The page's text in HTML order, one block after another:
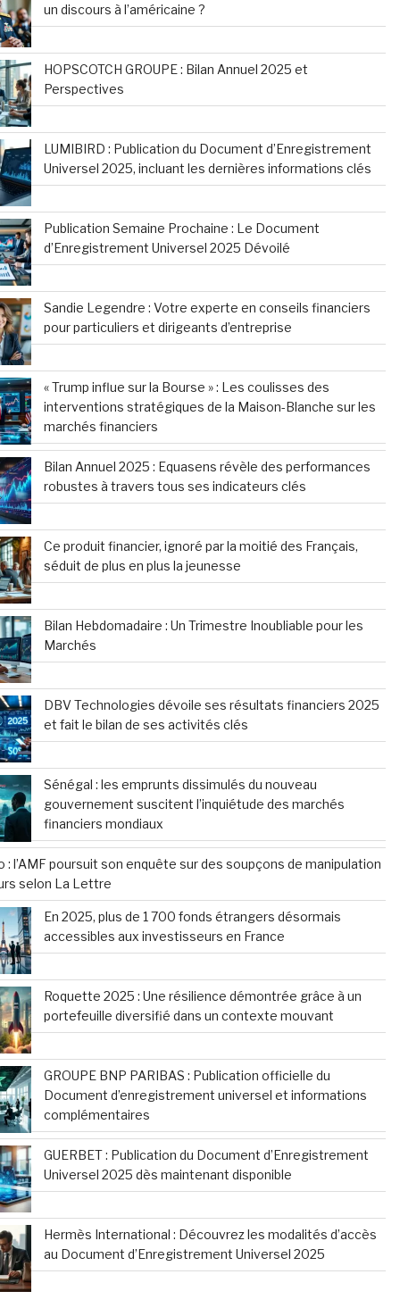
un discours à l’américaine ?
HOPSCOTCH GROUPE : Bilan Annuel 2025 et
Perspectives
LUMIBIRD : Publication du Document d’Enregistrement
Universel 2025, incluant les dernières informations clés
Publication Semaine Prochaine : Le Document
d’Enregistrement Universel 2025 Dévoilé
Sandie Legendre : Votre experte en conseils financiers
pour particuliers et dirigeants d’entreprise
« Trump influe sur la Bourse » : Les coulisses des
interventions stratégiques de la Maison-Blanche sur les
marchés financiers
Bilan Annuel 2025 : Equasens révèle des performances
robustes à travers tous ses indicateurs clés
Ce produit financier, ignoré par la moitié des Français,
séduit de plus en plus la jeunesse
Bilan Hebdomadaire : Un Trimestre Inoubliable pour les
Marchés
DBV Technologies dévoile ses résultats financiers 2025
et fait le bilan de ses activités clés
Sénégal : les emprunts dissimulés du nouveau
gouvernement suscitent l’inquiétude des marchés
financiers mondiaux
: l’AMF poursuit son enquête sur des soupçons de manipulation
selon La Lettre
En 2025, plus de 1 700 fonds étrangers désormais
accessibles aux investisseurs en France
Roquette 2025 : Une résilience démontrée grâce à un
portefeuille diversifié dans un contexte mouvant
GROUPE BNP PARIBAS : Publication officielle du
Document d’enregistrement universel et informations
complémentaires
GUERBET : Publication du Document d’Enregistrement
Universel 2025 dès maintenant disponible
Hermès International : Découvrez les modalités d’accès
au Document d’Enregistrement Universel 2025